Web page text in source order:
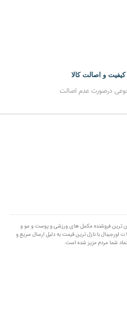
و اصالت کالا
درصورت عدم اصالت
ترین فروشنده مکمل های ورزشی و پوست و مو و
با نازل ترین قیمت به دلیل ارسال سریع و